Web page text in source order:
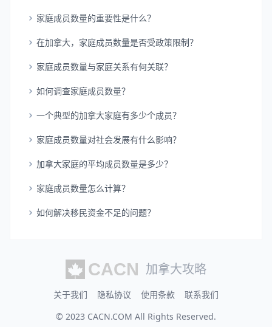
家庭成员数量的重要性是什么？
在加拿大，家庭成员数量是否受政策限制？
家庭成员数量与家庭关系有何关联？
如何调查家庭成员数量？
一个典型的加拿大家庭有多少个成员？
家庭成员数量对社会发展有什么影响？
加拿大家庭的平均成员数量是多少？
家庭成员数量怎么计算？
如何解决移民资金不足的问题？
加拿大攻略
关于我们 隐私协议 使用条款
联系我们
© 2023 CACN.COM All Rights Reserved.